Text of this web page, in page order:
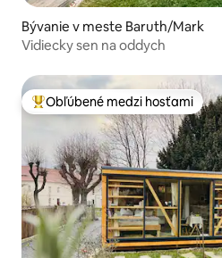
Bývanie v meste Baruth/Mark
Vidiecky sen na oddych
Najobľúbenejšie medzi hosťami
Obľúbené medzi hosťami